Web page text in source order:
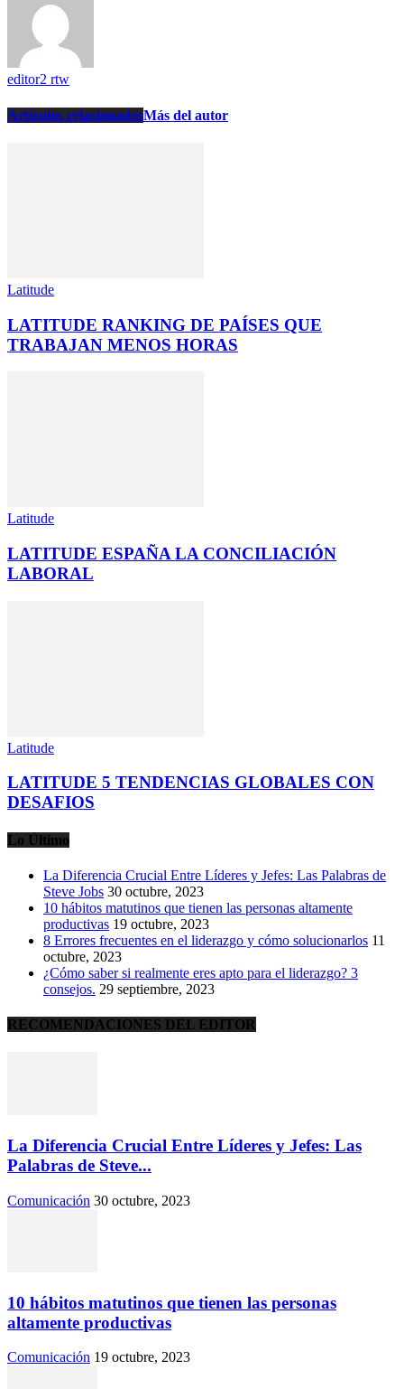
editor2 rtw
Artículos relacionadosMás del autor
Latitude
LATITUDE RANKING DE PAÍSES QUE
TRABAJAN MENOS HORAS
Latitude
LATITUDE ESPAÑA LA CONCILIACIÓN
LABORAL
Latitude
LATITUDE 5 TENDENCIAS GLOBALES CON
DESAFIOS
Lo Último
La Diferencia Crucial Entre Líderes y Jefes: Las Palabras de
Steve Jobs 30 octubre, 2023
10 hábitos matutinos que tienen las personas altamente
productivas 19 octubre, 2023
8 Errores frecuentes en el liderazgo y cómo solucionarlos 11
octubre, 2023
¿Cómo saber si realmente eres apto para el liderazgo? 3
consejos. 29 septiembre, 2023
RECOMENDACIONES DEL EDITOR
La Diferencia Crucial Entre Líderes y Jefes: Las
Palabras de Steve...
Comunicación 30 octubre, 2023
10 hábitos matutinos que tienen las personas
altamente productivas
Comunicación 19 octubre, 2023